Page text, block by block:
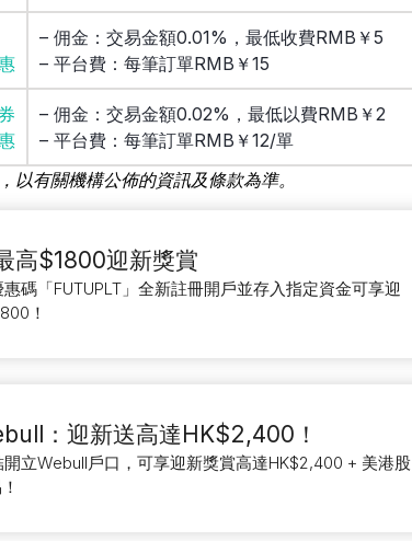
– 佣金：交易金額0.01%，最低收費RMB￥5
– 平台費：每筆訂單RMB￥15
– 佣金：交易金額0.02%，最低以費RMB￥2
– 平台費：每筆訂單RMB￥12/單
以有關機構公佈的資訊及條款為準。
高$1800迎新獎賞
碼「FUTUPLT」全新註冊開戶並存入指定資金可享迎
！
：迎新送高達HK$2,400！
立Webull戶口，可享迎新獎賞高達HK$2,400 + 美港股